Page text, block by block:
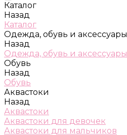
Каталог
Назад
Каталог
Одежда, обувь и аксессуары
Назад
Одежда, обувь и аксессуары
Обувь
Назад
Обувь
Аквастоки
Назад
Аквастоки
Аквастоки для девочек
Аквастоки для мальчиков